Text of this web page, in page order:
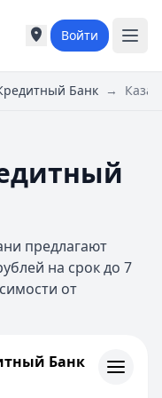
Города России
Москва
Е
Екатеринбург
Красноярск
М
Москва
Новосибирск
Города России
Москва
Е
Екатеринбург
Красноярск
М
Москва
Новосибирск
Войти
Банк →
предлагают
на срок до 7
от
Банк